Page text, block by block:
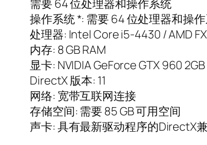
需要 64 位处理器和操作系统
操作系统 *: 需要 64 位处理器和操
处理器: Intel Core i5-4430 / AMD
内存: 8 GB RAM
显卡: NVIDIA GeForce GTX 960
DirectX 版本: 11
网络: 宽带互联网连接
存储空间: 需要 85 GB 可用空间
声卡: 具有最新驱动程序的DirectX